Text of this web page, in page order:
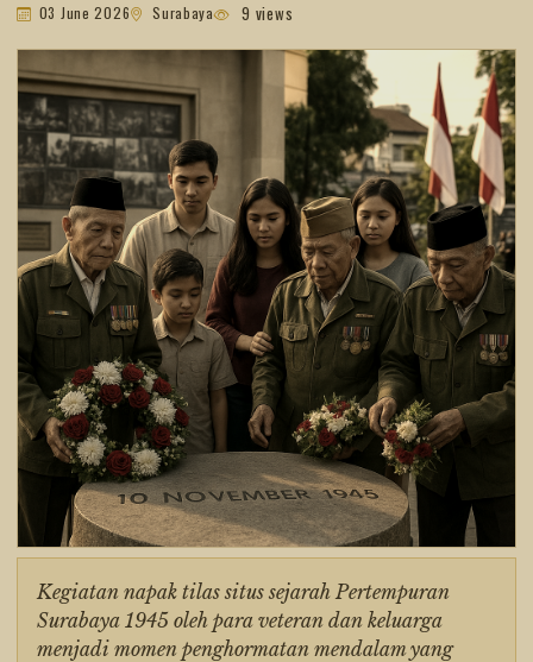
03 June 2026 Surabaya 9 views
Kegiatan napak tilas situs sejarah Pertempuran
Surabaya 1945 oleh para veteran dan keluarga
menjadi momen penghormatan mendalam yang